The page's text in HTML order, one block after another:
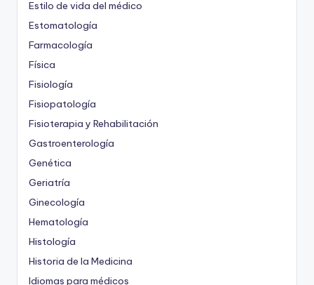
Estilo de vida del médico
Estomatología
Farmacología
Física
Fisiología
Fisiopatología
Fisioterapia y Rehabilitación
Gastroenterología
Genética
Geriatría
Ginecología
Hematología
Histología
Historia de la Medicina
Idiomas para médicos